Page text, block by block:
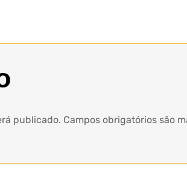
publicado. Campos obrigatórios são